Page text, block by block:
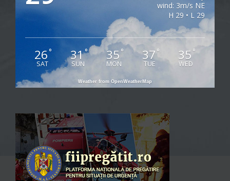
wind: 3m/s NE
H 29 • L 29
26°
SAT
31°
SUN
35 °
MON
37°
TUE
35 °
WED
Weather from OpenWeatherMap